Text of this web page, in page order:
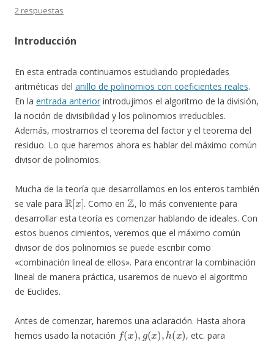
2 respuestas
Introducción
En esta entrada continuamos estudiando propiedades
aritméticas del anillo de polinomios con coeficientes reales.
En la entrada anterior introdujimos el algoritmo de la división,
la noción de divisibilidad y los polinomios irreducibles.
Además, mostramos el teorema del factor y el teorema del
residuo. Lo que haremos ahora es hablar del máximo común
divisor de polinomios.
Mucha de la teoría que desarrollamos en los enteros también
se vale para
R[x]
. Como en
Z
, lo más conveniente para
desarrollar esta teoría es comenzar hablando de ideales. Con
estos buenos cimientos, veremos que el máximo común
divisor de dos polinomios se puede escribir como
«combinación lineal de ellos». Para encontrar la combinación
lineal de manera práctica, usaremos de nuevo el algoritmo
de Euclides.
Antes de comenzar, haremos una aclaración. Hasta ahora
hemos usado la notación
f(x) ,g(x),h(x)
, etc. para